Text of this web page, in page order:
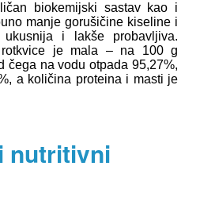
biokemijski sastav kao i
manje gorušičine kiseline i
i lakše probavljiva.
rotkvice je mala – na 100 g
čega na vodu otpada 95,27%,
a količina proteina i masti je
nutritivni